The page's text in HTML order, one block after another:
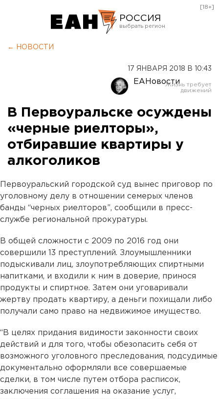
РОССИЯ
Оренбург
[18+]
← НОВОСТИ
17 ЯНВАРЯ 2018 В 10:43
ЕАНовости
В Первоуральске осуждены
«черные риелторы»,
отбиравшие квартиры у
алкоголиков
Первоуральский городской суд вынес приговор по
уголовному делу в отношении семерых членов
банды “черных риелторов”, сообщили в пресс-
службе региональной прокуратуры.
В общей сложности с 2009 по 2016 год они
совершили 13 преступлений. Злоумышленники
подыскивали лиц, злоупотребляющих спиртными
напитками, и входили к ним в доверие, принося
продукты и спиртное. Затем они уговаривали
жертву продать квартиру, а деньги похищали либо
получали само право на недвижимое имущество.
“В целях придания видимости законности своих
действий и для того, чтобы обезопасить себя от
возможного уголовного преследования, подсудимые
документально оформляли все совершаемые
сделки, в том числе путем отбора расписок,
заключения соглашения на оказание услуг,